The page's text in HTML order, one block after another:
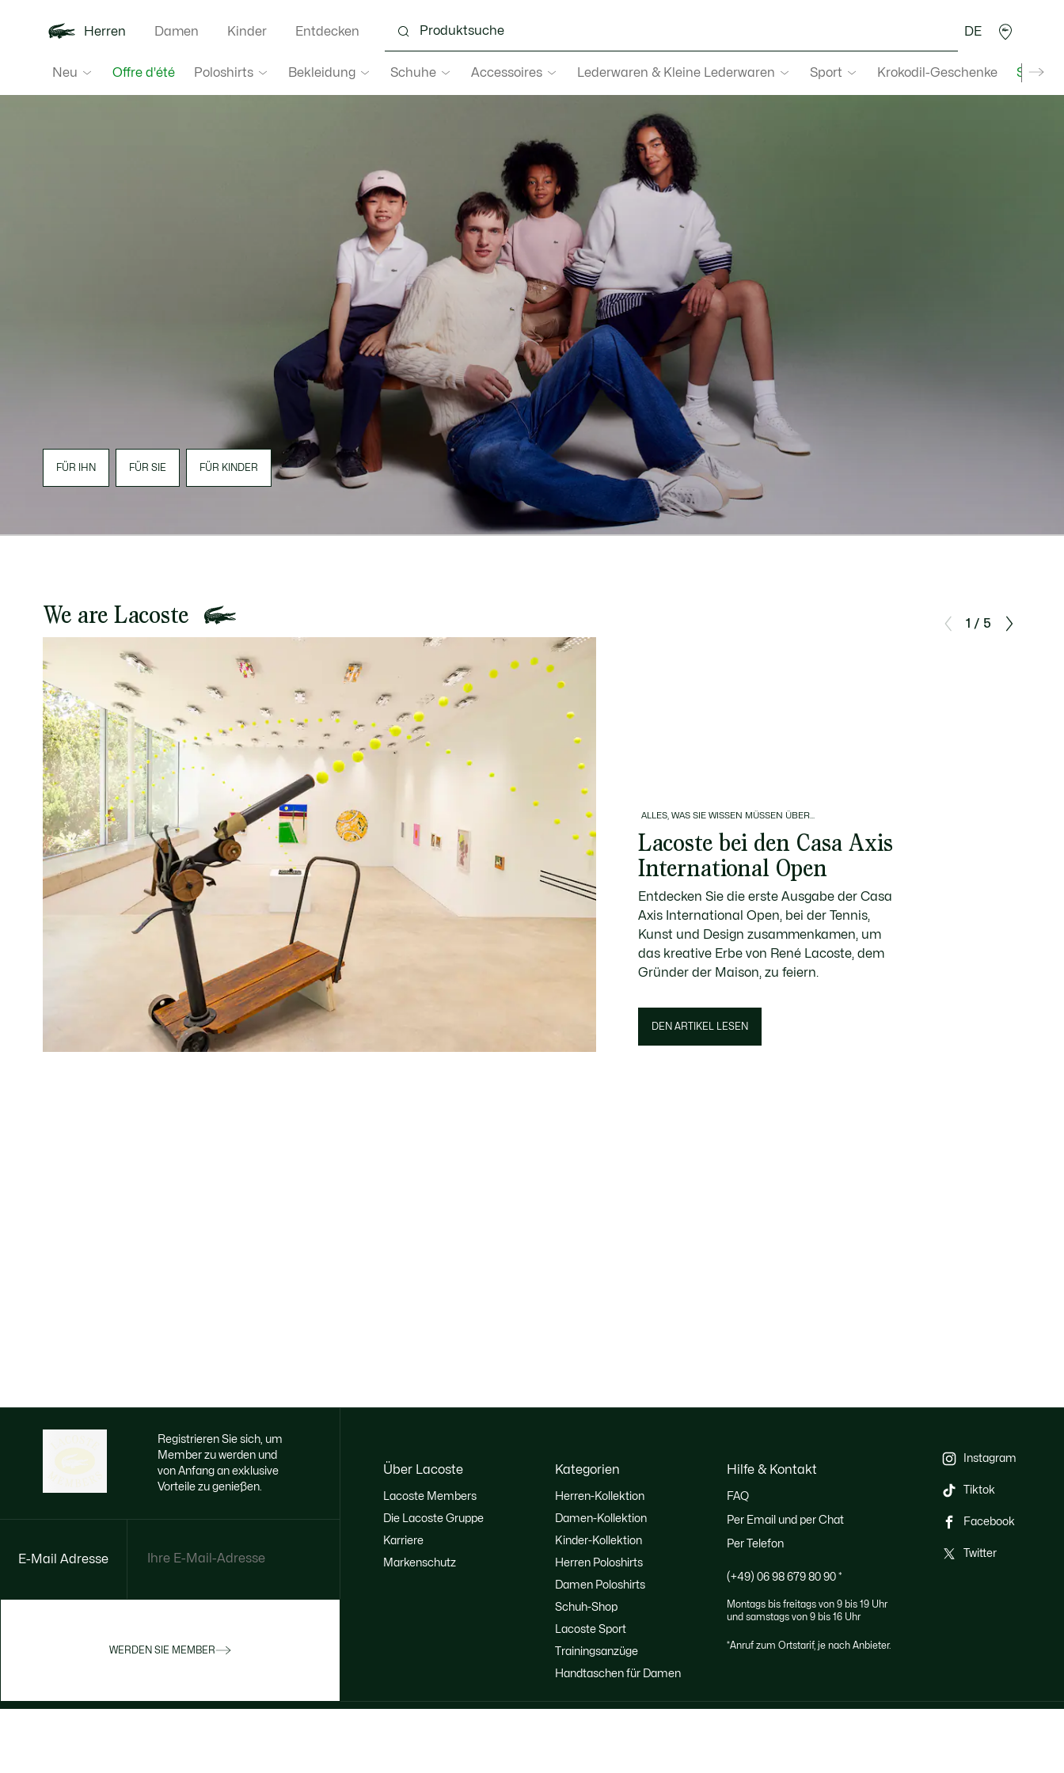
Herren
Neu Offre d'été Poloshirts Bekleidung Schuhe Accessoires Lederwaren & Kleine Lederwaren Sport Krokodil-Geschenke
Damen Kinder Entdecken DE
FÜR IHN FÜR SIE FÜR KINDER
1 / 5
We are Lacoste
ALLES, WAS SIE WISSEN MÜSSEN ÜBER...
Lacoste bei den Casa Axis
International Open
Entdecken Sie die erste Ausgabe der Casa
Axis International Open, bei der Tennis,
Kunst und Design zusammenkamen, um
das kreative Erbe von René Lacoste, dem
Gründer der Maison, zu feiern.
DEN ARTIKEL LESEN
Registrieren Sie sich, um
Member zu werden und
von Anfang an exklusive
Vorteile zu genießen.
E-Mail Adresse
WERDEN SIE MEMBER
Über Lacoste
Lacoste Members
Die Lacoste Gruppe
Karriere
Markenschutz
Kategorien
Herren-Kollektion
Damen-Kollektion
Kinder-Kollektion
Herren Poloshirts
Damen Poloshirts
Schuh-Shop
Lacoste Sport
Trainingsanzüge
Handtaschen für Damen
Hilfe & Kontakt
FAQ
Per Email und per Chat
Per Telefon
(+49) 06 98 679 80 90 *
Montags bis freitags von 9 bis 19 Uhr
und samstags von 9 bis 16 Uhr
*Anruf zum Ortstarif, je nach Anbieter.
Instagram
Tiktok
Facebook
Twitter